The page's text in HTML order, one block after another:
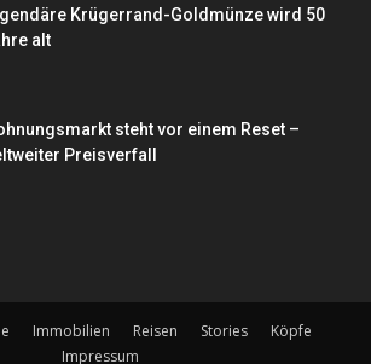
Krügerrand-Goldmünze wird 50
alt
steht vor einem Reset –
Preisverfall
Immobilien Reisen Stories
Köpfe
Impressum